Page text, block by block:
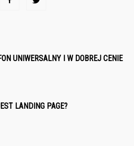
UNIWERSALNY I W DOBREJ CENIE
LANDING PAGE?